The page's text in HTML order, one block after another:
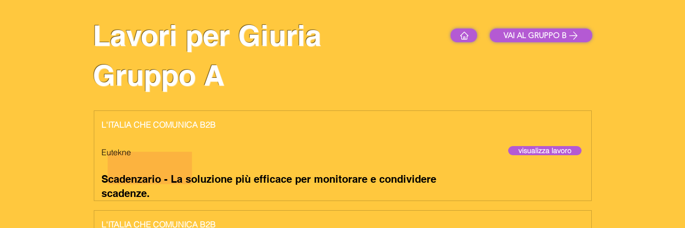
Lavori per Giuria
Gruppo A
VAI AL GRUPPO B
L'ITALIA CHE COMUNICA B2B
Eutekne visualizza lavoro
Scadenzario - La soluzione più efficace per monitorare e condividere
scadenze.
L'ITALIA CHE COMUNICA B2B